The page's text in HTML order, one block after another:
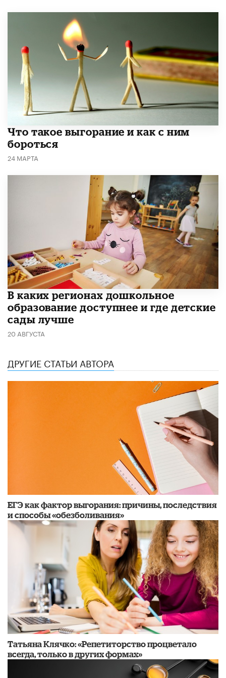
Что такое выгорание и как с ним
бороться
24 МАРТА
В каких регионах дошкольное
образование доступнее и где детские
сады лучше
20 АВГУСТА
ДРУГИЕ СТАТЬИ АВТОРА
​ЕГЭ как фактор выгорания: причины, последствия
и способы «обезболивания»
​Татьяна Клячко: «Репетиторство процветало
всегда, только в других формах»